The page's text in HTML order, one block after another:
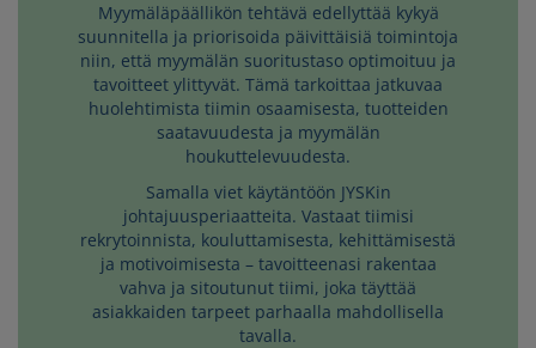
Myymäläpäällikön tehtävä edellyttää kykyä
suunnitella ja priorisoida päivittäisiä toimintoja
niin, että myymälän suoritustaso optimoituu ja
tavoitteet ylittyvät. Tämä tarkoittaa jatkuvaa
huolehtimista tiimin osaamisesta, tuotteiden
saatavuudesta ja myymälän
houkuttelevuudesta.
Samalla viet käytäntöön JYSKin
johtajuusperiaatteita. Vastaat tiimisi
rekrytoinnista, kouluttamisesta, kehittämisestä
ja motivoimisesta – tavoitteenasi rakentaa
vahva ja sitoutunut tiimi, joka täyttää
asiakkaiden tarpeet parhaalla mahdollisella
tavalla.